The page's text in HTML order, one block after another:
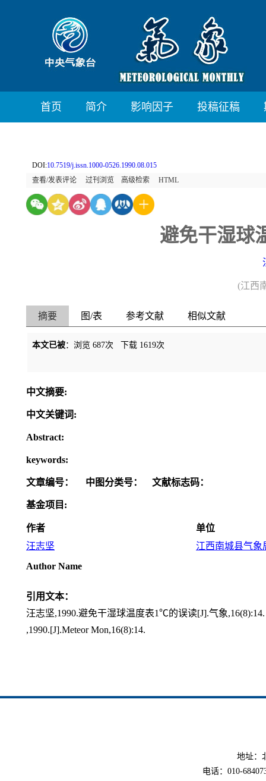
首页 简介 影响因子 投稿征稿
DOI:10.7519/j.issn.1000-0526.1990.08.015
查看/发表评论
过刊浏览 高级检索 HTML
避免干湿球
(江西
摘要 图/表 参考文献 相似文献
本文已被：浏览 687次 下载 1619次
中文摘要:
中文关键词:
Abstract:
keywords:
文章编号： 中图分类号： 文献标志码：
基金项目:
作者
单位
汪志坚
江西南城县气象
Author Name
引用文本：
汪志坚,1990.避免干湿球温度表1℃的误读[J].气象,16(8):14.
,1990.[J].Meteor Mon,16(8):14.
地址：
电话：010-